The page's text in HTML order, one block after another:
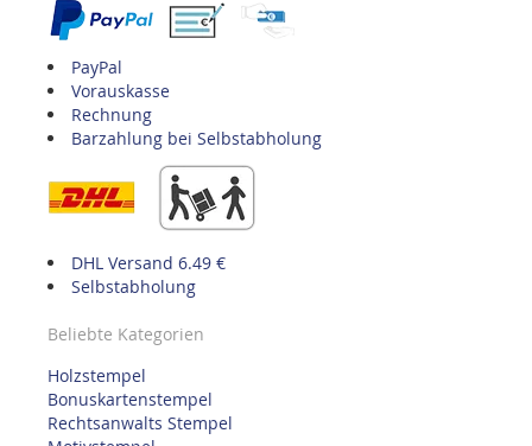
PayPal
Vorauskasse
Rechnung
Barzahlung bei Selbstabholung
DHL Versand 6.49 €
Selbstabholung
Beliebte Kategorien
Holzstempel
Bonuskartenstempel
Rechtsanwalts Stempel